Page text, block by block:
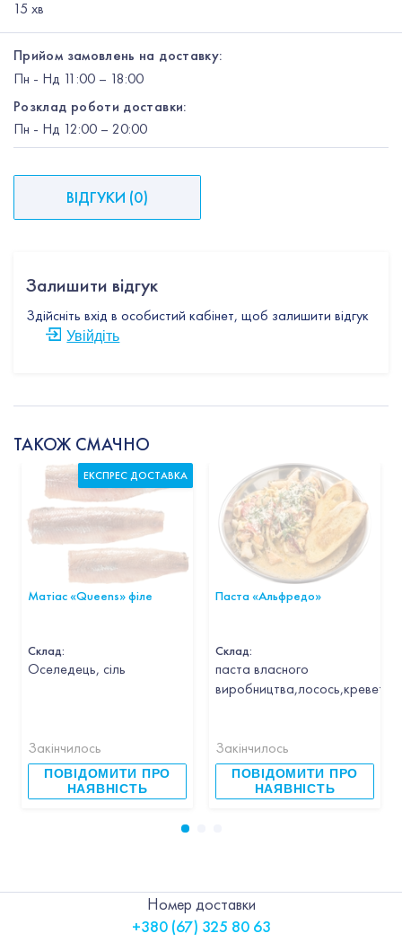
15 хв
Прийом замовлень на доставку:
Пн - Нд 11:00 – 18:00
Розклад роботи доставки:
Пн - Нд 12:00 – 20:00
ВІДГУКИ (0)
Залишити відгук
Здійсніть вхід в особистий кабінет, щоб залишити відгук
Увійдіть
ТАКОЖ СМАЧНО
Матіас «Queens» філе
Склад:
Оселедець, сіль
Закінчилось
ПОВІДОМИТИ ПРО
НАЯВНІСТЬ
ЕКСПРЕС ДОСТАВКА
Паста «Альфредо»
Склад:
паста власного
Закінчилось
ПОВІДОМИТИ ПРО
НАЯВНІСТЬ
Номер доставки
+380 (67) 325 80 63